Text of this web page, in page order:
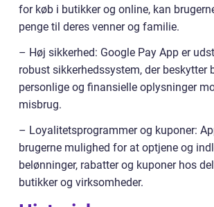
for køb i butikker og online, kan
penge til deres venner og familie.
– Høj sikkerhed: Google Pay App er
robust sikkerhedssystem, der beskytter
personlige og finansielle oplysninger
misbrug.
– Loyalitetsprogrammer og kuponer:
brugerne mulighed for at optjene og
belønninger, rabatter og kuponer hos
butikker og virksomheder.